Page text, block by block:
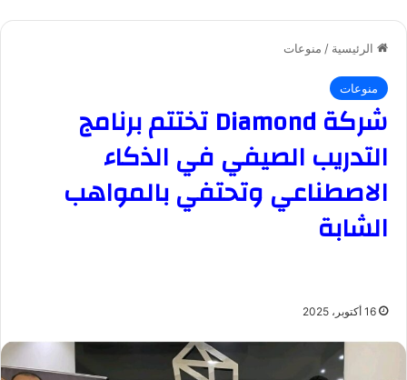
الرئيسية / منوعات
منوعات
شركة Diamond تختتم برنامج
التدريب الصيفي في الذكاء
الاصطناعي وتحتفي بالمواهب
الشابة
16 أكتوبر، 2025